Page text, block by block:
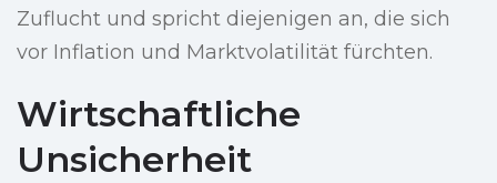
Zuflucht und spricht diejenigen an, die sich
vor Inflation und Marktvolatilität fürchten.
Wirtschaftliche
Unsicherheit